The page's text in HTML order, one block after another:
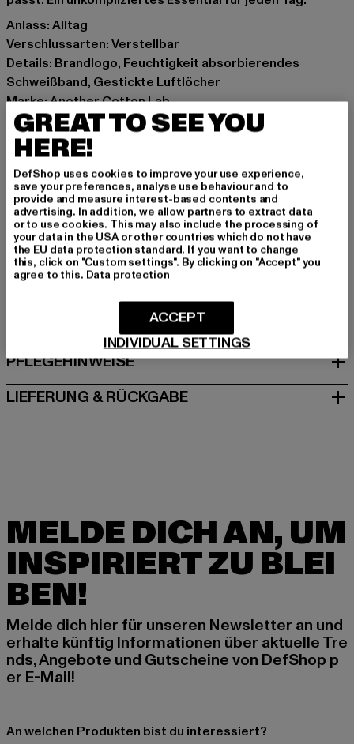
Anlass: Alltag
Verschlussarten: Verstellbar
Details: Brandlogo, Feuchtigkeit absorbierendes
Schweißband, Gestickte Luftlöcher
Marke: Another Cotton Lab
Kat.: Snapback
Farbe: weiß
Hersteller Farbe: white
Materialzusammensetzung: 100% Baumwolle
Art.Nr: PD00008512-00220
Hersteller: Urban Styles Agency GmbH & Co. KG |
agentur@urbanstylesagency.com
Schanzenstraße 41 | 51063 Köln | DE
GRÖSSE & PASSFORM
PFLEGEHINWEISE
LIEFERUNG & RÜCKGABE
MELDE DICH AN, UM
INSPIRIERT ZU BLEI
BEN!
Melde dich hier für unseren Newsletter an und
erhalte künftig Informationen über aktuelle Tre
nds, Angebote und Gutscheine von DefShop p
er E-Mail!
An welchen Produkten bist du interessiert?
GREAT TO SEE YOU
HERE!
DefShop uses cookies to improve your use experience,
save your preferences, analyse use behaviour and to
provide and measure interest-based contents and
advertising. In addition, we allow partners to extract data
or to use cookies. This may also include the processing of
your data in the USA or other countries which do not have
the EU data protection standard. If you want to change
this, click on "Custom settings". By clicking on "Accept" you
agree to this. Data protection
INDIVIDUAL SETTINGS
ACCEPT